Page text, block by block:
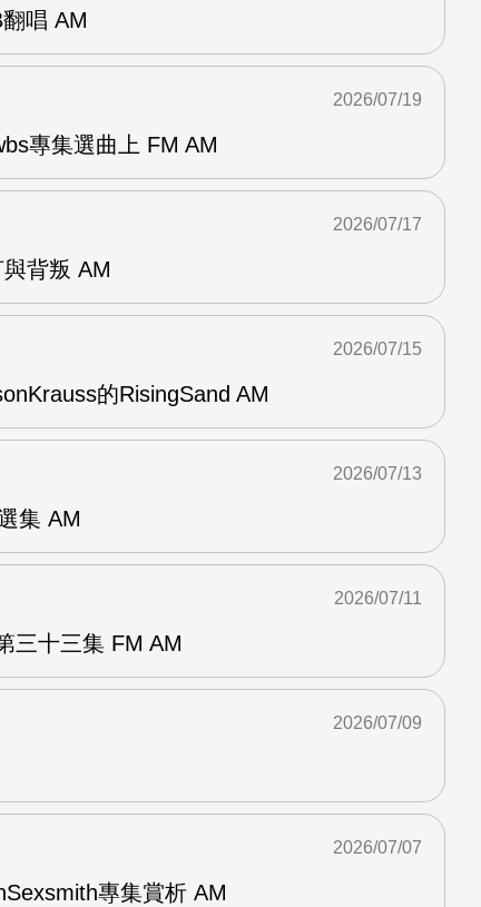
唱 AM
專集選曲上 FM AM
2026/07/19
背叛 AM
2026/07/17
的RisingSand AM
2026/07/15
集 AM
2026/07/13
三十三集 FM AM
2026/07/11
2026/07/09
專集賞析 AM
2026/07/07